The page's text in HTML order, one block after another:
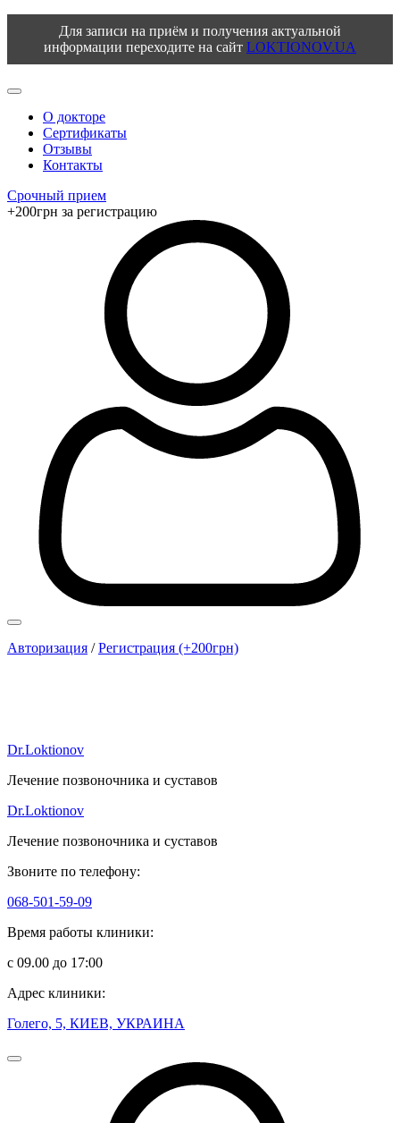
Для записи на приём и получения актуальной
информации переходите на сайт LOKTIONOV.UA
О докторе
Сертификаты
Отзывы
Контакты
Срочный прием
+200грн за регистрацию
Авторизация /Регистрация (+200грн)
Dr.Loktionov
Лечение позвоночника и суставов
Dr.Loktionov
Лечение позвоночника и суставов
Звоните по телефону:
068-501-59-09
Время работы клиники:
с 09.00 до 17:00
Адрес клиники:
Голего, 5, КИЕВ, УКРАИНА